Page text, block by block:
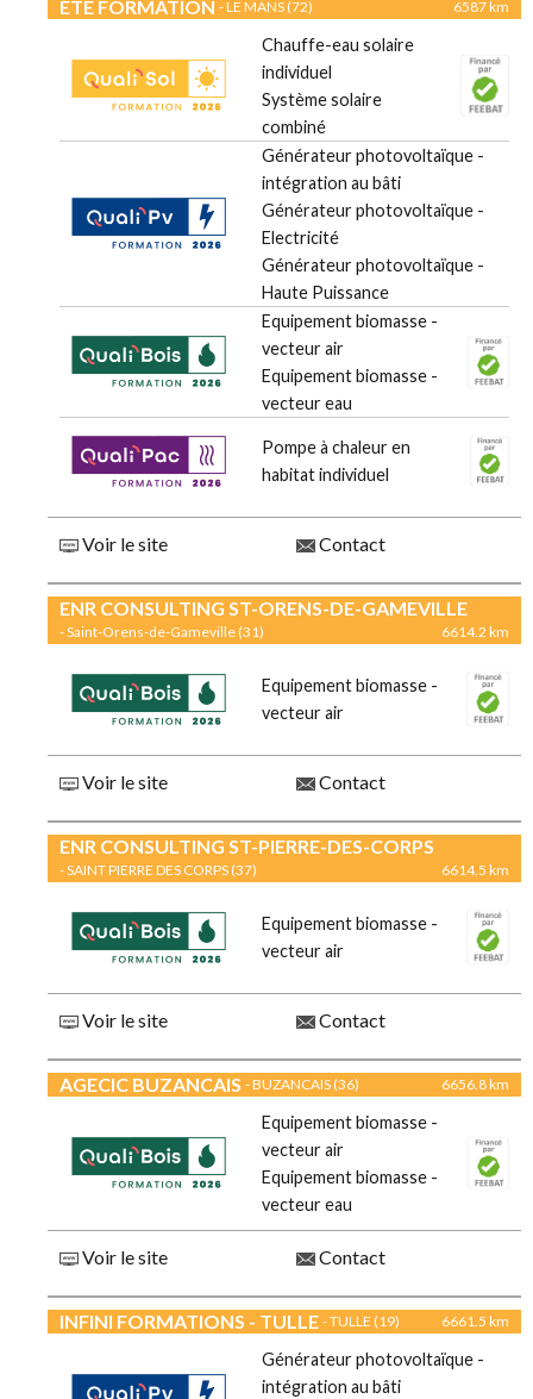
ETE FORMATION - LE MANS (72) 6587 km
Chauffe-eau solaire
individuel
Système solaire
combiné
Générateur photovoltaïque -
intégration au bâti
Générateur photovoltaïque -
Electricité
Générateur photovoltaïque -
Haute Puissance
Equipement biomasse -
vecteur air
Equipement biomasse -
vecteur eau
Pompe à chaleur en
habitat individuel
Voir le site Contact
ENR CONSULTING ST-ORENS-DE-GAMEVILLE
- Saint-Orens-de-Gameville (31) 6614.2 km
Equipement biomasse -
vecteur air
Voir le site Contact
ENR CONSULTING ST-PIERRE-DES-CORPS
- SAINT PIERRE DES CORPS (37) 6614.5 km
Equipement biomasse -
vecteur air
Voir le site Contact
AGECIC BUZANCAIS - BUZANCAIS (36) 6656.8 km
Equipement biomasse -
vecteur air
Equipement biomasse -
vecteur eau
Voir le site Contact
INFINI FORMATIONS - TULLE - TULLE (19) 6661.5 km
Générateur photovoltaïque -
intégration au bâti